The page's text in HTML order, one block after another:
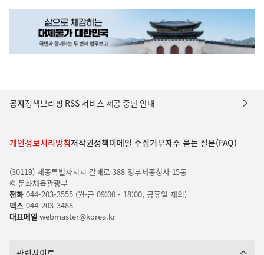
공지정책브리핑 RSS 서비스 제공 중단 안내
개인정보처리방침저작권정책이메일 수집거부자주 묻는 질문(FAQ)
(30119) 세종특별자치시 갈매로 388 정부세종청사 15동
© 문화체육관광부
전화044-203-3555 (월-금 09:00 - 18:00, 공휴일 제외)
팩스044-203-3488
대표메일 webmaster@korea.kr